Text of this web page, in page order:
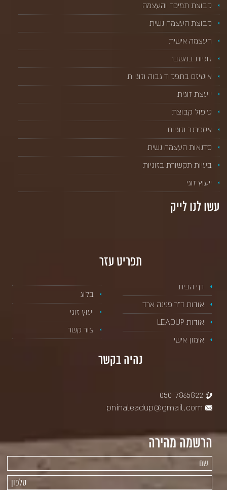
קבוצת תמיכה והעצמה
קבוצת העצמה נשית
העצמה אישית
זוגיות במשבר
אוטיזם בתפקוד גבוה וזוגיות
יועצת זוגית
טיפול קבוצתי
אספרגר וזוגיות
סדנאות העצמה נשית
בעיות תקשורת בזוגיות
ייעוץ זוגי
עשו לנו לייק
תפריט עזר
דף הבית
אודות ד”ר פנינה ארד
אודות LEADUP
אימון אישי
בלוג
יעוץ זוגי
צור קשר
נהיה בקשר
הרשמה מהירה